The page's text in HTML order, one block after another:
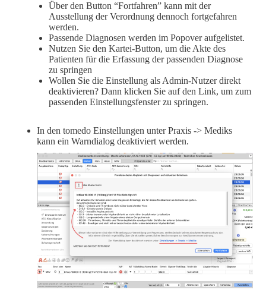
Über den Button “Fortfahren” kann mit der
Ausstellung der Verordnung dennoch fortgefahren
werden.
Passende Diagnosen werden im Popover aufgelistet.
Nutzen Sie den Kartei-Button, um die Akte des
Patienten für die Erfassung der passenden Diagnose
zu springen
Wollen Sie die Einstellung als Admin-Nutzer direkt
deaktivieren? Dann klicken Sie auf den Link, um zum
passenden Einstellungsfenster zu springen.
In den tomedo Einstellungen unter Praxis -> Mediks
kann ein Warndialog deaktiviert werden.